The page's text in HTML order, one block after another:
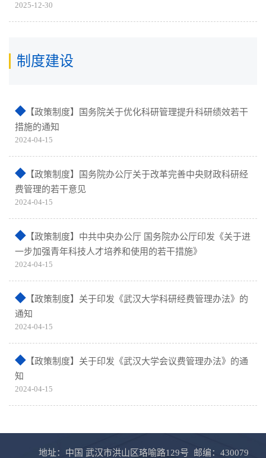
2025-12-30
制度建设
【政策制度】国务院关于优化科研管理提升科研绩效若干
措施的通知
2024-04-15
【政策制度】国务院办公厅关于改革完善中央财政科研经
费管理的若干意见
2024-04-15
【政策制度】中共中央办公厅 国务院办公厅印发《关于进
一步加强青年科技人才培养和使用的若干措施》
2024-04-15
【政策制度】关于印发《武汉大学科研经费管理办法》的
通知
2024-04-15
【政策制度】关于印发《武汉大学会议费管理办法》的通
知
2024-04-15
地址：中国 武汉市洪山区珞喻路129号 邮编：430079